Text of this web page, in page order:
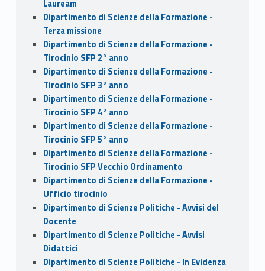
Lauream
Dipartimento di Scienze della Formazione -
Terza missione
Dipartimento di Scienze della Formazione -
Tirocinio SFP 2° anno
Dipartimento di Scienze della Formazione -
Tirocinio SFP 3° anno
Dipartimento di Scienze della Formazione -
Tirocinio SFP 4° anno
Dipartimento di Scienze della Formazione -
Tirocinio SFP 5° anno
Dipartimento di Scienze della Formazione -
Tirocinio SFP Vecchio Ordinamento
Dipartimento di Scienze della Formazione -
Ufficio tirocinio
Dipartimento di Scienze Politiche - Avvisi del
Docente
Dipartimento di Scienze Politiche - Avvisi
Didattici
Dipartimento di Scienze Politiche - In Evidenza